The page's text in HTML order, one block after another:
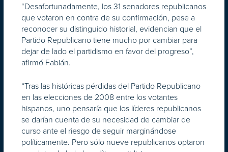
“Desafortunadamente, los 31 senadores republicanos
que votaron en contra de su confirmación, pese a
reconocer su distinguido historial, evidencian que el
Partido Republicano tiene mucho por cambiar para
dejar de lado el partidismo en favor del progreso”,
afirmó Fabián.
“Tras las históricas pérdidas del Partido Republicano
en las elecciones de 2008 entre los votantes
hispanos, uno pensaría que los líderes republicanos
se darían cuenta de su necesidad de cambiar de
curso ante el riesgo de seguir marginándose
políticamente. Pero sólo nueve republicanos optaron